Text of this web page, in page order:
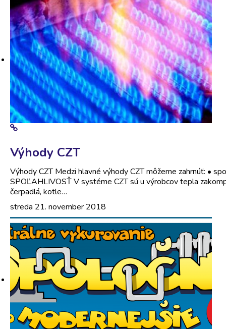
Výhody CZT
Výhody CZT Medzi hlavné výhody CZT môžeme zahrnúť: •
SPOĽAHLIVOSŤ V systéme CZT sú u výrobcov tepla
čerpadlá, kotle…
streda 21. november 2018